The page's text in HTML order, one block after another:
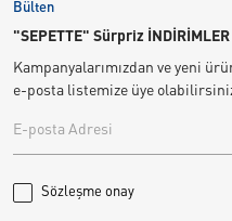
Bülten
"SEPETTE" Sürpriz İNDİRİMLER
Kampanyalarımızdan ve yeni
e-posta listemize üye
Sözleşme onay